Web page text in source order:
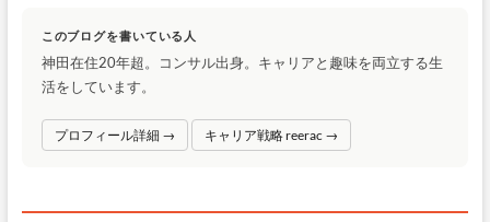
このブログを書いている人
神田在住20年超。コンサル出身。キャリアと趣味を両立する生
活をしています。
プロフィール詳細 → キャリア戦略 reerac →